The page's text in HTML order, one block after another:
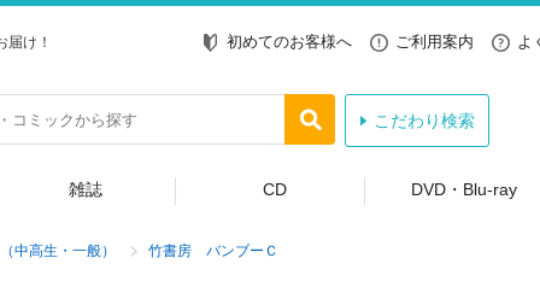
け！ 初めてのお客様へ ご利用案内 よ
こだわり検索
雑誌 CD DVD・Blu-ray
中高生・一般） 竹書房 バンブーＣ